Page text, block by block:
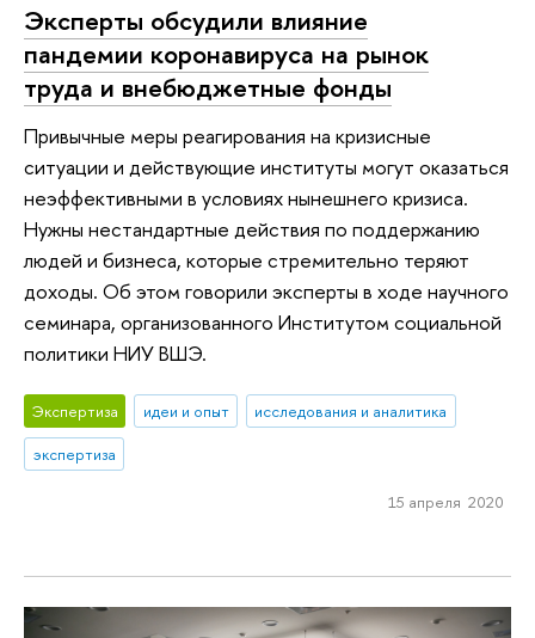
Эксперты обсудили влияние
пандемии коронавируса на рынок
труда и внебюджетные фонды
Привычные меры реагирования на кризисные
ситуации и действующие институты могут оказаться
неэффективными в условиях нынешнего кризиса.
Нужны нестандартные действия по поддержанию
людей и бизнеса, которые стремительно теряют
доходы. Об этом говорили эксперты в ходе научного
семинара, организованного Институтом социальной
политики НИУ ВШЭ.
Экспертиза идеи и опыт
исследования и аналитика
экспертиза
15 апреля 2020